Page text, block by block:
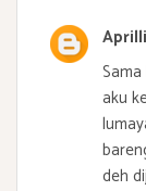
aku
deh